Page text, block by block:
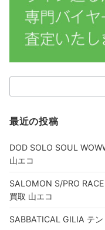
索：
最近の投稿
DOD SOLO SOUL
山エコ
SALOMON S/PRO
買取 山エコ
SABBATICAL GILIA テ